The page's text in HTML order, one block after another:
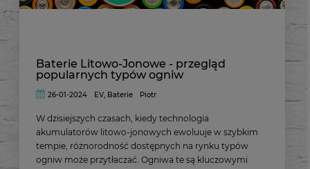
Baterie Litowo-Jonowe - przegląd
popularnych typów ogniw
26-01-2024 EV, Baterie Piotr
W dzisiejszych czasach, kiedy technologia
akumulatorów litowo-jonowych ewoluuje w szybkim
tempie, różnorodność dostępnych na rynku typów
ogniw może przytłaczać. Ogniwa te są kluczowymi